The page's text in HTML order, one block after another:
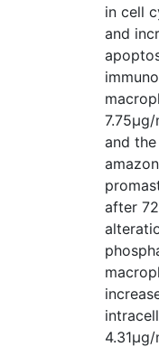
in cell
and
and
after